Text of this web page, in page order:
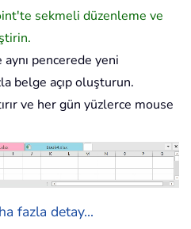
sekmeli düzenleme ve
pencerede yeni
belge açıp oluşturun.
ve her gün yüzlerce mouse
fazla detay...